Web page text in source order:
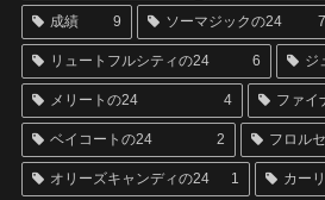
成績 9 ソーマジックの24 7
リュートフルシティの24 6 ジ
メリートの24 4 ファイ
ベイコートの24 2 フロル
オリーズキャンディの24 1 カー